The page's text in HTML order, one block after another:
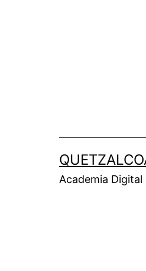
Academia Digital